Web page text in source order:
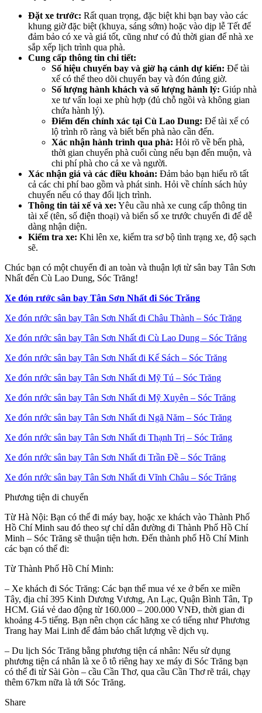
Đặt xe trước: Rất quan trọng, đặc biệt khi bạn bay vào các
khung giờ đặc biệt (khuya, sáng sớm) hoặc vào dịp lễ Tết để
đảm bảo có xe và giá tốt, cũng như có đủ thời gian để nhà xe
sắp xếp lịch trình qua phà.
Cung cấp thông tin chi tiết:
Số hiệu chuyến bay và giờ hạ cánh dự kiến: Để tài
xế có thể theo dõi chuyến bay và đón đúng giờ.
Số lượng hành khách và số lượng hành lý: Giúp nhà
xe tư vấn loại xe phù hợp (đủ chỗ ngồi và không gian
chứa hành lý).
Điểm đến chính xác tại Cù Lao Dung: Để tài xế có
lộ trình rõ ràng và biết bến phà nào cần đến.
Xác nhận hành trình qua phà: Hỏi rõ về bến phà,
thời gian chuyến phà cuối cùng nếu bạn đến muộn, và
chi phí phà cho cả xe và người.
Xác nhận giá và các điều khoản: Đảm bảo bạn hiểu rõ tất
cả các chi phí bao gồm và phát sinh. Hỏi về chính sách hủy
chuyến nếu có thay đổi lịch trình.
Thông tin tài xế và xe: Yêu cầu nhà xe cung cấp thông tin
tài xế (tên, số điện thoại) và biển số xe trước chuyến đi để dễ
dàng nhận diện.
Kiểm tra xe: Khi lên xe, kiểm tra sơ bộ tình trạng xe, độ sạch
sẽ.
Chúc bạn có một chuyến đi an toàn và thuận lợi từ sân bay Tân Sơn
Nhất đến Cù Lao Dung, Sóc Trăng!
Xe đón rước sân bay Tân Sơn Nhất đi Sóc Trăng
Xe đón rước sân bay Tân Sơn Nhất đi Châu Thành – Sóc Trăng
Xe đón rước sân bay Tân Sơn Nhất đi Cù Lao Dung – Sóc Trăng
Xe đón rước sân bay Tân Sơn Nhất đi Kế Sách – Sóc Trăng
Xe đón rước sân bay Tân Sơn Nhất đi Mỹ Tú – Sóc Trăng
Xe đón rước sân bay Tân Sơn Nhất đi Mỹ Xuyên – Sóc Trăng
Xe đón rước sân bay Tân Sơn Nhất đi Ngã Năm – Sóc Trăng
Xe đón rước sân bay Tân Sơn Nhất đi Thạnh Trị – Sóc Trăng
Xe đón rước sân bay Tân Sơn Nhất đi Trần Đề – Sóc Trăng
Xe đón rước sân bay Tân Sơn Nhất đi Vĩnh Châu – Sóc Trăng
Phương tiện di chuyển
Từ Hà Nội: Bạn có thể đi máy bay, hoặc xe khách vào Thành Phố
Hồ Chí Minh sau đó theo sự chỉ dẫn đường đi Thành Phố Hồ Chí
Minh – Sóc Trăng sẽ thuận tiện hơn. Đến thành phố Hồ Chí Minh
các bạn có thể đi:
Từ Thành Phố Hồ Chí Minh:
– Xe khách đi Sóc Trăng: Các bạn thể mua vé xe ở bến xe miền
Tây, địa chỉ 395 Kinh Dương Vương, An Lạc, Quận Bình Tân, Tp
HCM. Giá vẻ dao động từ 160.000 – 200.000 VNĐ, thời gian đi
khoảng 4-5 tiếng. Bạn nên chọn các hãng xe có tiếng như Phương
Trang hay Mai Linh để đảm bảo chất lượng về dịch vụ.
– Du lịch Sóc Trăng bằng phương tiện cá nhân: Nếu sử dụng
phương tiện cá nhân là xe ô tô riêng hay xe máy đi Sóc Trăng bạn
có thể đi từ Sài Gòn – cầu Cần Thơ, qua cầu Cần Thơ rẽ trái, chạy
thêm 67km nữa là tới Sóc Trăng.
Share